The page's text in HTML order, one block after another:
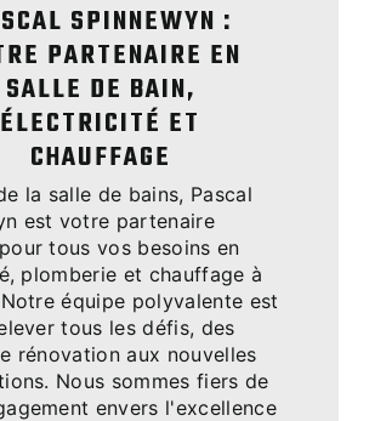
SPINNEWYN :
PARTENAIRE EN
SALLE DE BAIN,
ÉLECTRICITÉ ET
CHAUFFAGE
la salle de bains, Pascal
est votre partenaire
tous vos besoins en
plomberie et chauffage à
équipe polyvalente est
tous les défis, des
rénovation aux nouvelles
Nous sommes fiers de
envers l'excellence